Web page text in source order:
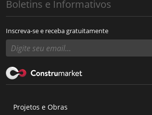
Boletins e Informativos
Inscreva-se e receba gratuitamente
Projetos e Obras